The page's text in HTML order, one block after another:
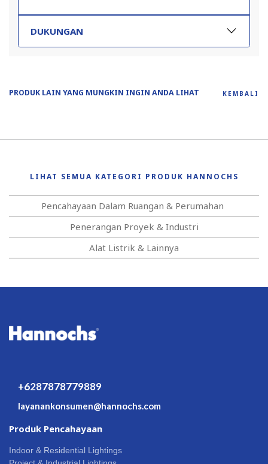
DUKUNGAN
PRODUK LAIN YANG MUNGKIN INGIN ANDA LIHAT KEMBALI
LIHAT SEMUA KATEGORI PRODUK HANNOCHS
Pencahayaan Dalam Ruangan & Perumahan
Penerangan Proyek & Industri
Alat Listrik & Lainnya
+6287878779889
layanankonsumen@hannochs.com
Produk Pencahayaan
Indoor & Residential Lightings